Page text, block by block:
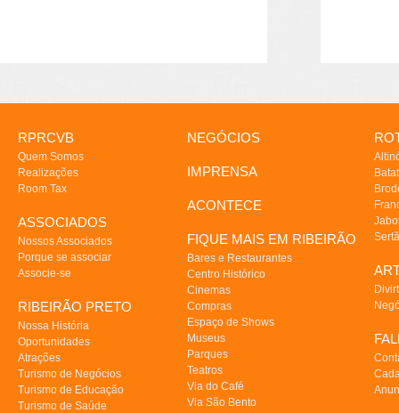
RPRCVB
Quem Somos
Realizações
Room Tax
ASSOCIADOS
Nossos Associados
Porque se associar
Associe-se
RIBEIRÃO PRETO
Nossa História
Oportunidades
Atrações
Turismo de Negócios
Turismo de Educação
Turismo de Saúde
NEGÓCIOS
IMPRENSA
ACONTECE
FIQUE MAIS EM RIBEIRÃO
Bares e Restaurantes
Centro Histórico
Cinemas
Compras
Espaço de Shows
Museus
Parques
Teatros
Via do Café
Via São Bento